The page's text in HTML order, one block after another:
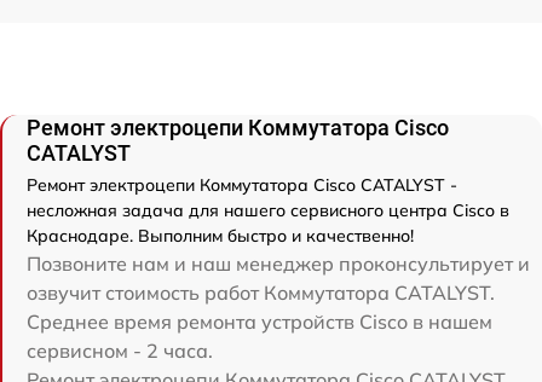
Ремонт электроцепи Коммутатора Cisco
CATALYST
Ремонт электроцепи Коммутатора Cisco CATALYST -
несложная задача для нашего сервисного центра Cisco в
Краснодаре. Выполним быстро и качественно!
Позвоните нам и наш менеджер проконсультирует и
озвучит стоимость работ Коммутатора CATALYST.
Среднее время ремонта устройств Cisco в нашем
сервисном - 2 часа.